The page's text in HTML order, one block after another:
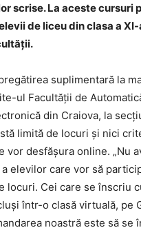
scrise. La aceste cursuri
de liceu din clasa a XI-
suplimentară la
ul Facultăţii de
din Craiova, la
limită de locuri şi nici
vor desfăşura online. „Nu
elevilor care vor să
locuri. Cei care se înscriu
într-o clasă virtuală, pe
noastră este să se